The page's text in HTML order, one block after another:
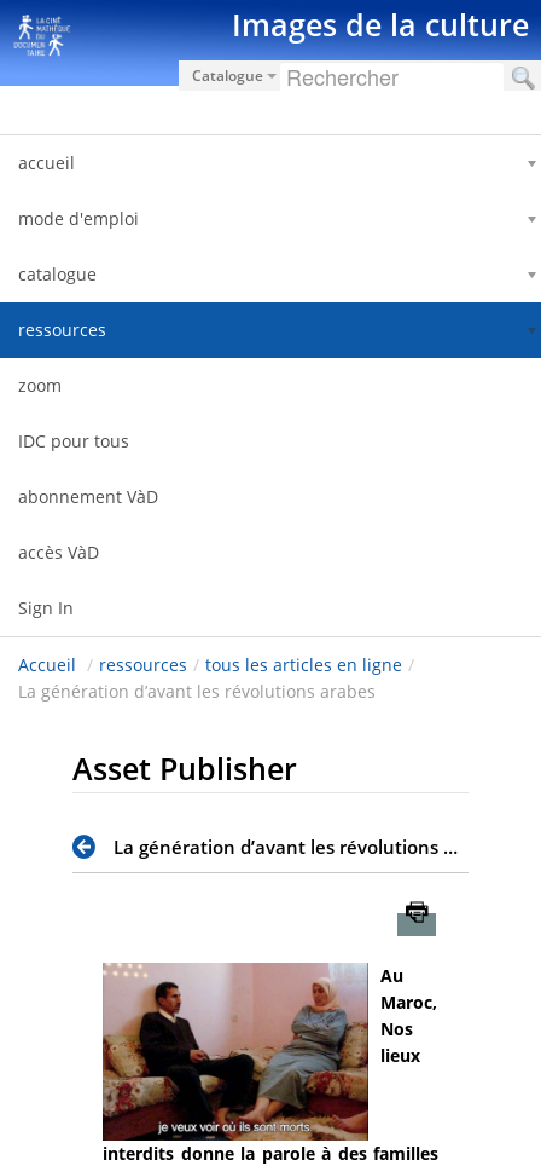
Skip to Content Images de la culture
Catalogue
accueil
mode d'emploi
catalogue
ressources
zoom
IDC pour tous
abonnement VàD
accès VàD
Sign In
Accueil / ressources / tous les articles en ligne /
La génération d’avant les révolutions arabes
Asset Publisher
La génération d’avant les révolutions arabes
Au
Maroc,
Nos
lieux
interdits donne la parole à des familles